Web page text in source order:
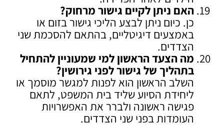
האם ניתן לקיים גישור מרחוק?
כן. כיום ניתן לבצע הליכי גישור בזום או
באמצעים דיגיטליים, בהתאם להסכמת שני
הצדדים.
מה הצעד הראשון למי שמעוניין להתחיל
בתהליך של גישור לפני גירושין?
השלב הראשון הוא לפנות למגשר מוסמך או
ליחידת הסיוע שליד בית המשפט, לתאם
פגישה ראשונה ולברר את האפשרויות
העומדות בפני שני הצדדים.